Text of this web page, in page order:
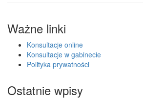
Ważne linki
Konsultacje online
Konsultacje w gabinecie
Polityka prywatności
Ostatnie wpisy